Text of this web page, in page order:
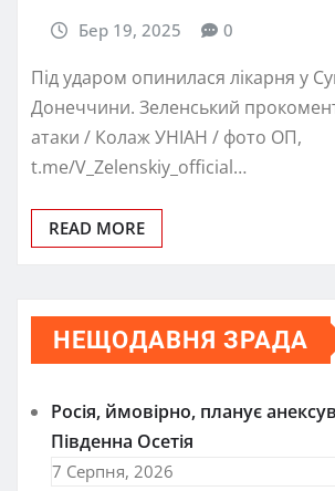
Бер 19, 2025 0
Під ударом опинилася лікарня у
Донеччини. Зеленський
атаки / Колаж УНІАН / фото ОП,
t.me/V_Zelenskiy_official…
READ MORE
НЕЩОДАВНЯ ЗРАДА
Росія, ймовірно, планує
Південна Осетія
7 Серпня, 2026